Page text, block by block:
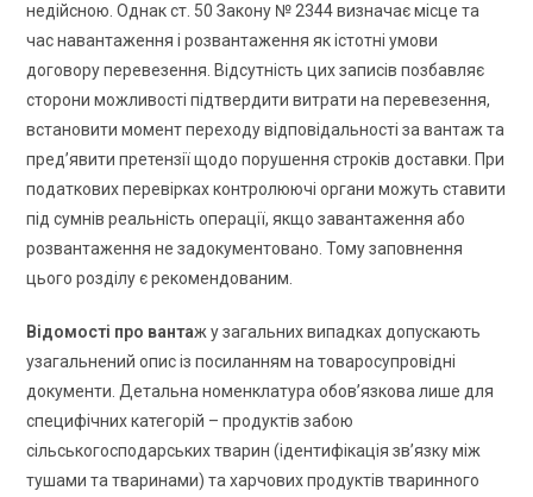
недійсною. Однак ст. 50 Закону № 2344 визначає місце та
час навантаження і розвантаження як істотні умови
договору перевезення. Відсутність цих записів позбавляє
сторони можливості підтвердити витрати на перевезення,
встановити момент переходу відповідальності за вантаж та
пред’явити претензії щодо порушення строків доставки. При
податкових перевірках контролюючі органи можуть ставити
під сумнів реальність операції, якщо завантаження або
розвантаження не задокументовано. Тому заповнення
цього розділу є рекомендованим.
Відомості про вантаж у загальних випадках допускають
узагальнений опис із посиланням на товаросупровідні
документи. Детальна номенклатура обов’язкова лише для
специфічних категорій – продуктів забою
сільськогосподарських тварин (ідентифікація зв’язку між
тушами та тваринами) та харчових продуктів тваринного